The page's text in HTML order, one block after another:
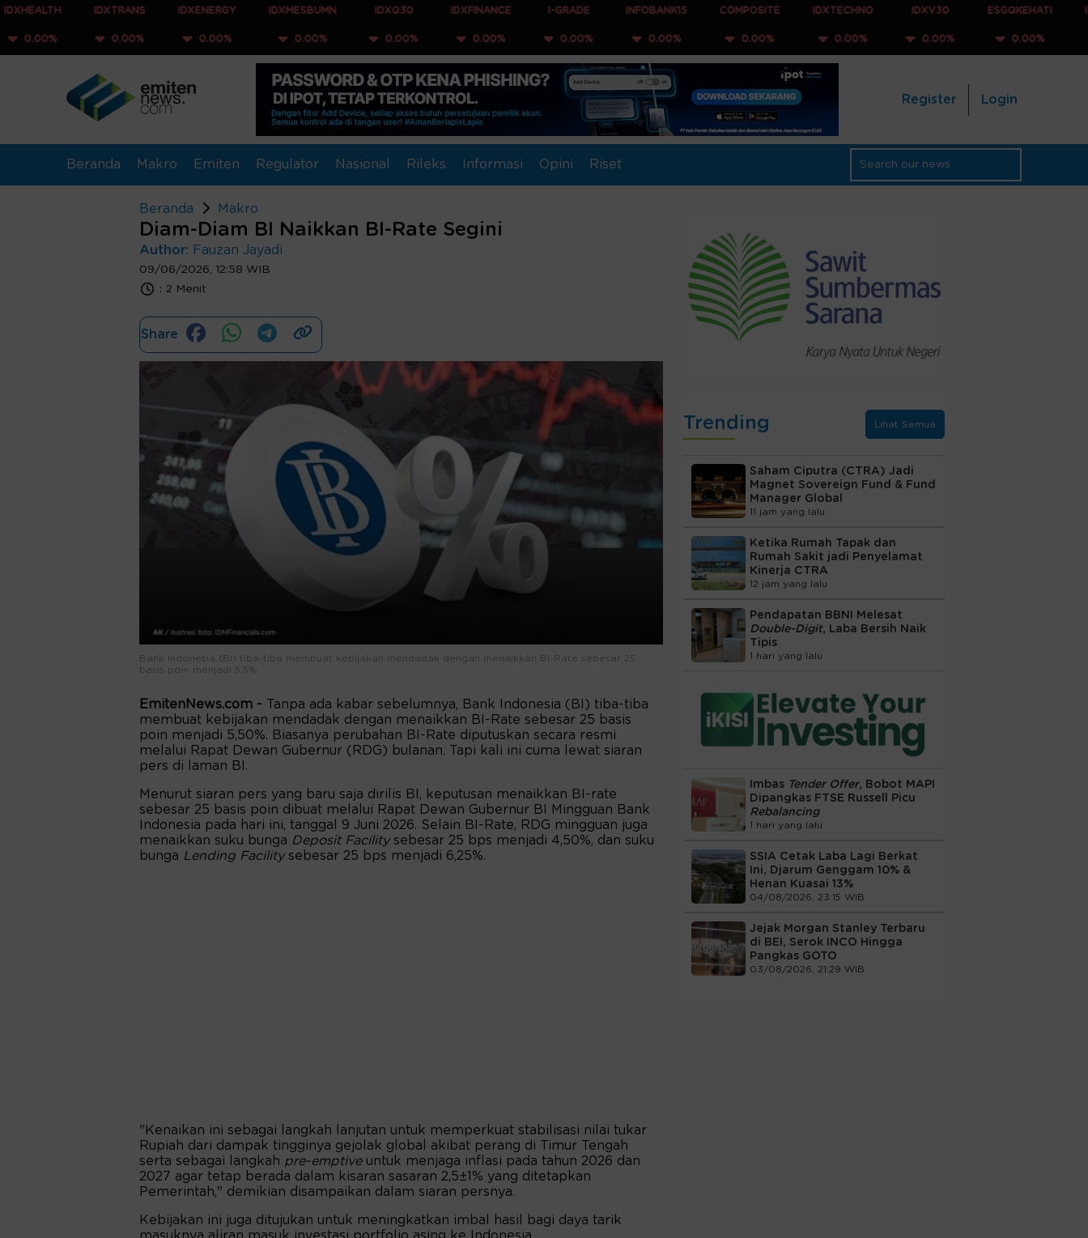
IDXTRANS
0.00%
IDXENERGY
0.00%
IDXMESBUMN
0.00%
IDXQ30
0.00%
IDXFINANCE
0.00%
I-GRADE
0.00%
INFOBANK15
0.00%
COMPOSITE
0.00%
IDXTECHNO
0.00%
IDXV30
0.00%
ESGQKEHATI
0.00%
IDXNONCYC
0.00%
Register Login
Beranda Makro Emiten Regulator Nasional Rileks Informasi Opini Riset
Beranda Makro
Diam-Diam BI Naikkan BI-Rate Segini
Author: Fauzan Jayadi
09/06/2026, 12:58 WIB
: 2 Menit
Share
Bank Indonesia (BI) tiba-tiba membuat kebijakan mendadak dengan menaikkan BI-Rate sebesar 25
basis poin menjadi 5,5%
EmitenNews.com -
Tanpa ada kabar sebelumnya, Bank Indonesia (BI) tiba-tiba
membuat kebijakan mendadak dengan menaikkan BI-Rate sebesar 25 basis
poin menjadi 5,50%. Biasanya perubahan BI-Rate diputuskan secara resmi
melalui Rapat Dewan Gubernur (RDG) bulanan. Tapi kali ini cuma lewat siaran
pers di laman BI.
Menurut siaran pers yang baru saja dirilis BI, keputusan menaikkan BI-rate
sebesar 25 basis poin dibuat melalui Rapat Dewan Gubernur BI Mingguan Bank
Indonesia pada hari ini, tanggal 9 Juni 2026. Selain BI-Rate, RDG mingguan juga
menaikkan suku bunga Deposit Facilitysebesar 25 bps menjadi 4,50%, dan suku
bunga Lending Facilitysebesar 25 bps menjadi 6,25%.
"Kenaikan ini sebagai langkah lanjutan untuk memperkuat stabilisasi nilai tukar
Rupiah dari dampak tingginya gejolak global akibat perang di Timur Tengah
serta sebagai langkah pre-emptiveuntuk menjaga inflasi pada tahun 2026 dan
2027 agar tetap berada dalam kisaran sasaran 2,5±1% yang ditetapkan
Pemerintah," demikian disampaikan dalam siaran persnya.
Kebijakan ini juga ditujukan untuk meningkatkan imbal hasil bagi daya tarik
masuknya aliran masuk investasi portfolio asing ke Indonesia.
Trending Lihat Semua
Saham Ciputra (CTRA) Jadi
Magnet Sovereign Fund & Fund
Manager Global
11 jam yang lalu
Ketika Rumah Tapak dan
Rumah Sakit jadi Penyelamat
Kinerja CTRA
12 jam yang lalu
Pendapatan BBNI Melesat
Double-Digit, Laba Bersih Naik
Tipis
1 hari yang lalu
Imbas Tender Offer, Bobot MAPI
Dipangkas FTSE Russell Picu
Rebalancing
1 hari yang lalu
SSIA Cetak Laba Lagi Berkat
Ini, Djarum Genggam 10% &
Henan Kuasai 13%
04/08/2026, 23:15 WIB
Jejak Morgan Stanley Terbaru
di BEI, Serok INCO Hingga
Pangkas GOTO
03/08/2026, 21:29 WIB